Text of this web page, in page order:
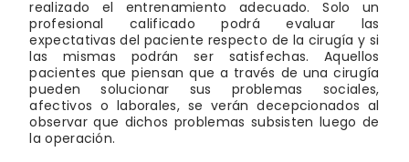
realizado el entrenamiento adecuado. Solo un
profesional calificado podrá evaluar las
expectativas del paciente respecto de la cirugía y si
las mismas podrán ser satisfechas. Aquellos
pacientes que piensan que a través de una cirugía
pueden solucionar sus problemas sociales,
afectivos o laborales, se verán decepcionados al
observar que dichos problemas subsisten luego de
la operación.